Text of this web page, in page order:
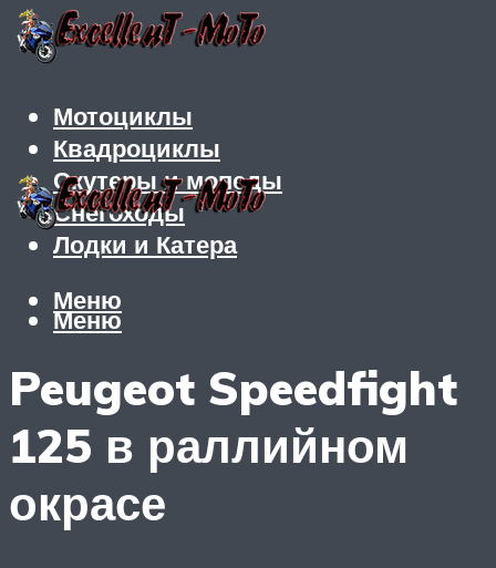
Мотоциклы
Квадроциклы
Скутеры и мопеды
Снегоходы
Лодки и Катера
Меню
Меню
Peugeot Speedfight
125 в раллийном
окрасе